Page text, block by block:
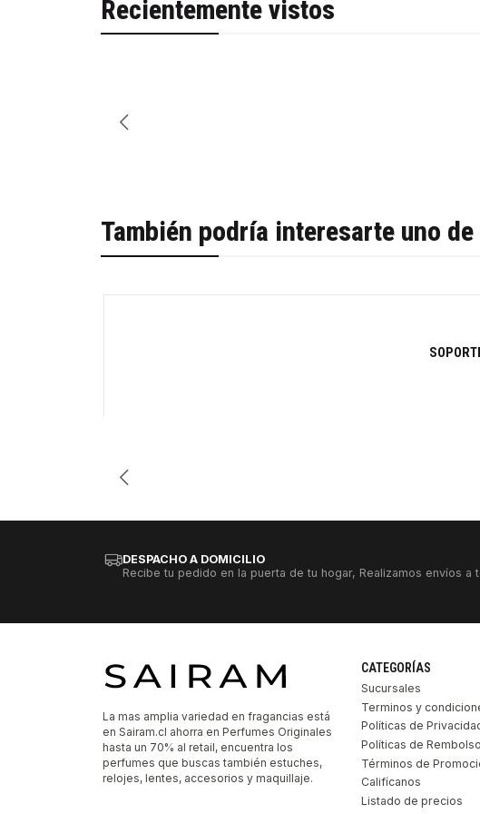
Recientemente vistos
También podría interesarte uno
DESPACHO A DOMICILIO
Recibe tu pedido en la puerta de tu hogar, Realizamos envíos a
La mas amplia variedad en fragancias está
en Sairam.cl ahorra en Perfumes Originales
hasta un 70% al retail, encuentra los
perfumes que buscas también estuches,
relojes, lentes, accesorios y maquillaje.
CATEGORÍAS
Sucursales
Terminos y
Políticas de
Políticas de Rembolso
Términos de
Califícanos
Listado de precios